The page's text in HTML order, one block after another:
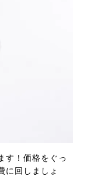
す！価格をぐっ
に回しましょ